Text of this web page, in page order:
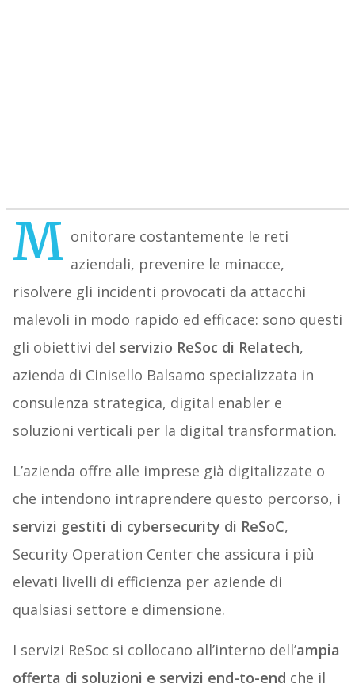
M onitorare costantemente le reti
aziendali, prevenire le minacce,
risolvere gli incidenti provocati da attacchi
malevoli in modo rapido ed efficace: sono questi
gli obiettivi del servizio ReSoc di Relatech,
azienda di Cinisello Balsamo specializzata in
consulenza strategica, digital enabler e
soluzioni verticali per la digital transformation.
L’azienda offre alle imprese già digitalizzate o
che intendono intraprendere questo percorso, i
servizi gestiti di cybersecurity di ReSoC,
Security Operation Center che assicura i più
elevati livelli di efficienza per aziende di
qualsiasi settore e dimensione.
I servizi ReSoc si collocano all’interno dell’ampia
offerta di soluzioni e servizi end-to-end che il